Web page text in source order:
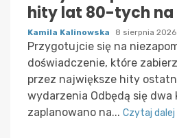
hity lat 80-tych na
Kamila Kalinowska 8 sierpnia 2026
Przygotujcie się na
doświadczenie, które
przez największe hity
wydarzenia Odbędą się
zaplanowano na... Czytaj dalej